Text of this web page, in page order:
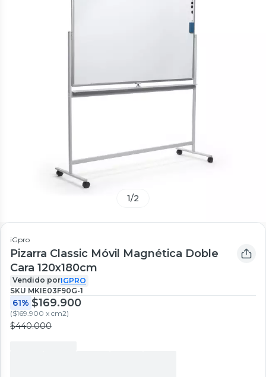
1/2
iGpro
Pizarra Classic Móvil Magnética Doble
Cara 120x180cm
Vendido porIGPRO
SKU MKIE03F90G-1
61% $169.900
($169.900 x cm2)
$440.000